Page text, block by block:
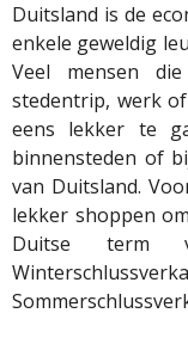
Duitsland is de
enkele geweldig
Veel mensen
stedentrip, werk
eens lekker te
binnensteden of
van Duitsland.
lekker shoppen
Duitse term